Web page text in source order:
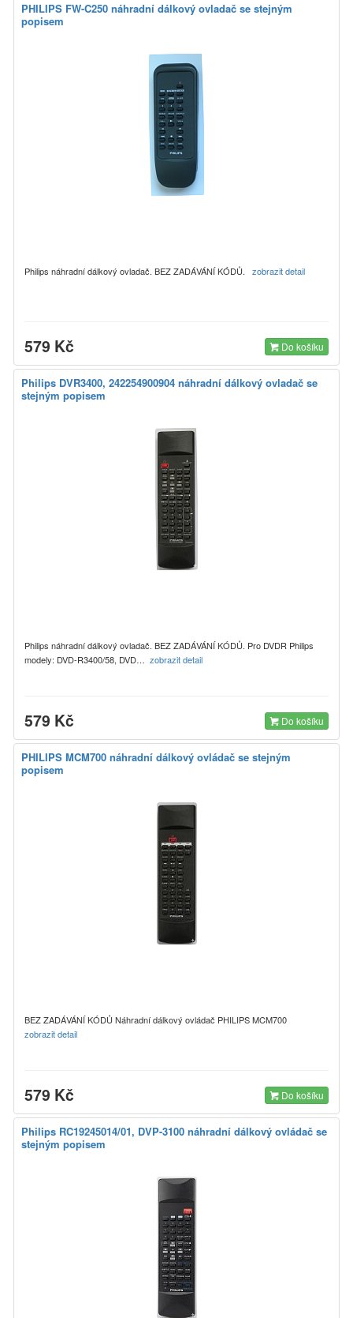
PHILIPS FW-C250 náhradní dálkový ovladač se stejným
popisem
Philips náhradní dálkový ovladač. BEZ ZADÁVÁNÍ KÓDŮ. zobrazit detail
579 Kč Do košíku
Philips DVR3400, 242254900904 náhradní dálkový ovladač se
stejným popisem
Philips náhradní dálkový ovladač. BEZ ZADÁVÁNÍ KÓDŮ. Pro DVDR Philips
modely: DVD-R3400/58, DVD… zobrazit detail
579 Kč Do košíku
PHILIPS MCM700 náhradní dálkový ovládač se stejným
popisem
BEZ ZADÁVÁNÍ KÓDŮ Náhradní dálkový ovládač PHILIPS MCM700
zobrazit detail
579 Kč Do košíku
Philips RC19245014/01, DVP-3100 náhradní dálkový ovládač se
stejným popisem